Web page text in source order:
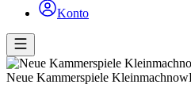
Konto
Neue Kammerspiele Kleinmachnow